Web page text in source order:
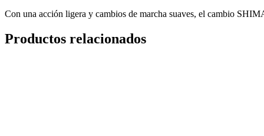
Con una acción ligera y cambios de marcha suaves, el cambio
Productos relacionados